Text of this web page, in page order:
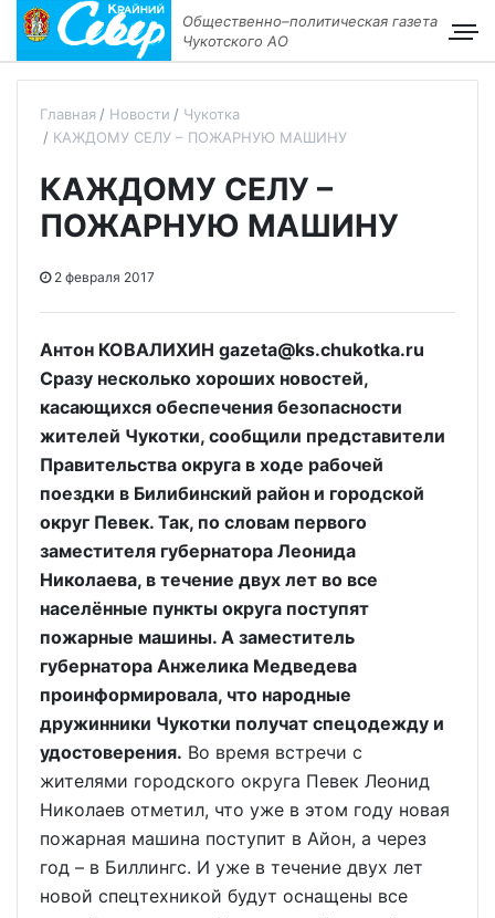
Общественно–политическая газета
Чукотского АО
Главная Новости
Чукотка
КАЖДОМУ СЕЛУ – ПОЖАРНУЮ МАШИНУ
КАЖДОМУ СЕЛУ –
ПОЖАРНУЮ МАШИНУ
2 февраля 2017
Антон КОВАЛИХИН gazeta@ks.chukotka.ru
Сразу несколько хороших новостей,
касающихся обеспечения безопасности
жителей Чукотки, сообщили представители
Правительства округа в ходе рабочей
поездки в Билибинский район и городской
округ Певек. Так, по словам первого
заместителя губернатора Леонида
Николаева, в течение двух лет во все
населённые пункты округа поступят
пожарные машины. А заместитель
губернатора Анжелика Медведева
проинформировала, что народные
дружинники Чукотки получат спецодежду и
удостоверения. Во время встречи с
жителями городского округа Певек Леонид
Николаев отметил, что уже в этом году новая
пожарная машина поступит в Айон, а через
год – в Биллингс. И уже в течение двух лет
новой спецтехникой будут оснащены все